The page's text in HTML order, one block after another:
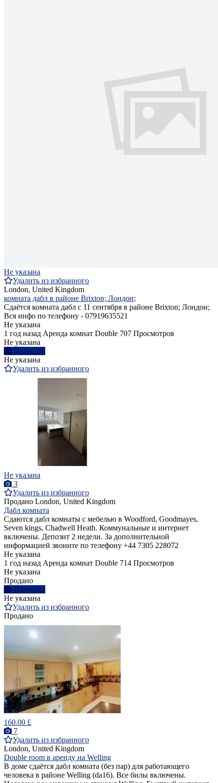
Не указана
Удалить из избранного
London, United Kingdom
комната дабл в районе Brixton; Лондон;
Сдаётся комната дабл с 11 сентября в районе Brixton; Лондон;
Вся инфо по телефону - 07919635521
Не указана
1 год назад Аренда комнат Double 707 Просмотров
Не указана
Написать
Не указана
Удалить из избранного
Не указана
3
Удалить из избранного
Продано London, United Kingdom
Дабл комната
Сдаются дабл комнаты с мебелью в Woodford, Goodmayes,
Seven kings, Chadwell Heath. Коммунальные и интернет
включены. Депозит 2 недели. За дополнительной
информацией звоните по телефону +44 7305 228072
Не указана
1 год назад Аренда комнат Double 714 Просмотров
Не указана
Продано
Написать
Не указана
Удалить из избранного
Продано
160.00 £
7
Удалить из избранного
London, United Kingdom
Double room в аренду на Welling
В доме сдаётся дабл комната (без пар) для работающего
человека в районе Welling (da16). Все билы включены.